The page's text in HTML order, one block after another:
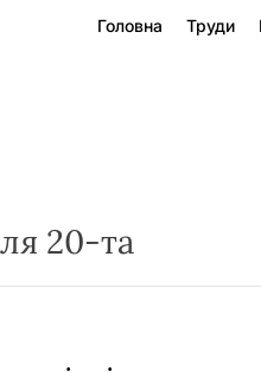
Головна Труди
20-та